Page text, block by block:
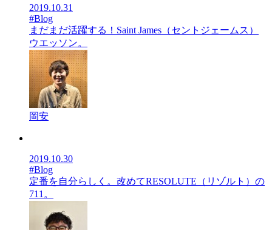
2019.10.31
#Blog
まだまだ活躍する！Saint James（セントジェームス）
ウエッソン。
岡安
2019.10.30
#Blog
定番を自分らしく。改めてRESOLUTE（リゾルト）の
711。